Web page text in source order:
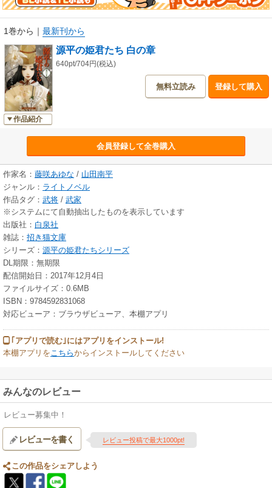
1巻から ｜ 最新刊から
作品紹介
源平の姫君たち 白の章
640pt/704円(税込)
無料立読み 登録して購入
会員登録して全巻購入
作家名： 藤咲あゆな / 山田南平
ジャンル： ライトノベル
作品タグ： 武将 / 武家
※システムにて自動抽出したものを表示しています
出版社： 白泉社
雑誌： 招き猫文庫
シリーズ： 源平の姫君たちシリーズ
DL期限：無期限
配信開始日：2017年12月4日
ファイルサイズ：0.6MB
ISBN：9784592831068
対応ビューア：ブラウザビューア、本棚アプリ
｢アプリで読む｣にはアプリをインストール!
本棚アプリを こちらからインストールしてください
みんなのレビュー
レビュー募集中！
レビューを書く レビュー投稿で最大1000pt!
この作品をシェアしよう